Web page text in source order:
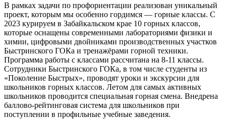
В рамках задачи по профориентации реализован уникальный
проект, которым мы особенно гордимся — горные классы. С
2023 курируем в Забайкальском крае 10 горных классов,
которые оснащены современными лабораториями физики и
химии, цифровыми двойниками производственных участков
Быстринского ГОКа и тренажёрами горной техники.
Программа работы с классами рассчитана на 8-11 классы.
Сотрудники Быстринского ГОКа, в том числе студенты из
«Поколение Быстрых», проводят уроки и экскурсии для
школьников горных классов. Летом для самых активных
школьников проводится специальная горная смена. Внедрена
баллово-рейтинговая система для школьников при
поступлении в профильные учебные заведения.